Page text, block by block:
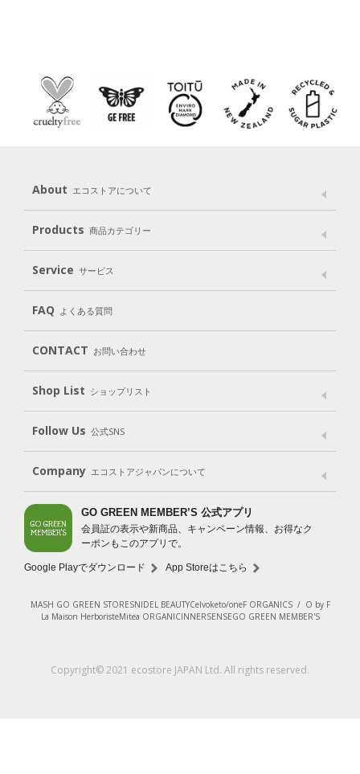
レビューを見る
About エコストアについて
メッセージ ブランドストーリー
パッケージへのこだわり
動物実験をしない
Products 商品カテゴリー
Laundry
Body（ボディ） Hair（ヘア） Oral care（オーラルケア）
Goods （グッズ）
Gift set
Service サービス
User Guide
Subscription（定期便）
FAQ よくある質問
CONTACT お問い合わせ
Shop List ショップリスト
Shop List
Follow Us 公式SNS
LINE＠ Instagram Facebook
Company エコストアジャパンについて
会社案内 ご利用規約
プライバシーポリシー
特定商取引法に基づく表示
免責事項
法人会員サービス
New Zealand Site
GO GREEN MEMBER’S 公式アプリ
会員証の表示や新商品、キャンペーン情報、お得なク
ーポンもこのアプリで。
Google Playでダウンロード App Storeはこちら
MASH GO GREEN STORESNIDEL BEAUTYCelvoketo/oneF ORGANICS/ O by F
La Maison HerboristeMitea ORGANICINNERSENSEGO GREEN MEMBER'S
Copyright© 2021 ecostore JAPAN Ltd. All rights reserved.